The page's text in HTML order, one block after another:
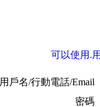
可以使用.
用戶名/行動電話/Email
密碼